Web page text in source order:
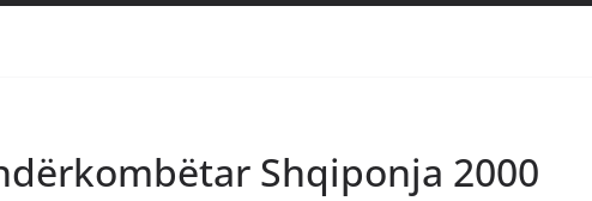
Shqiponja 2000